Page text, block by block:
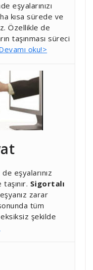
eşyalarınızı
kısa sürede ve
Özellikle de
taşınması süreci
oku!>
eşyalarınız
Sigortalı
zarar
tüm
şekilde